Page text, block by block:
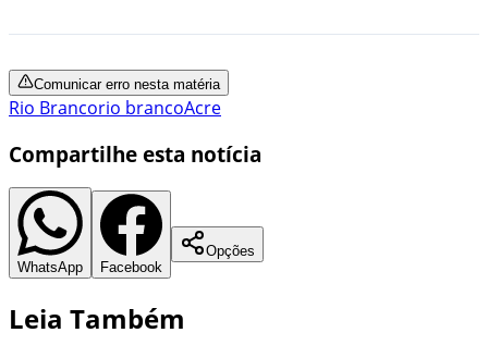
Comunicar erro nesta matéria
Rio Brancorio brancoAcre
Compartilhe esta notícia
WhatsApp Facebook
Opções
Leia Também